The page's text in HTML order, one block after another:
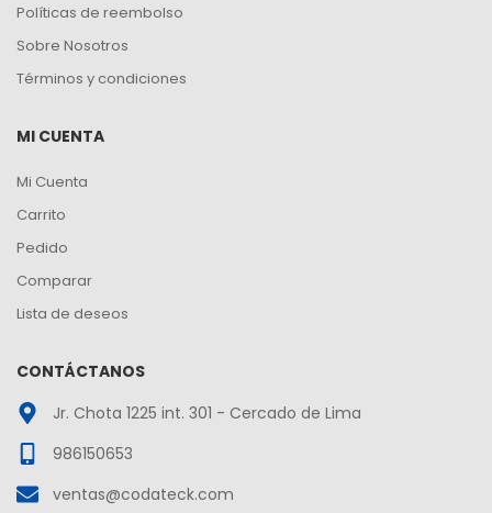
Políticas de reembolso
Sobre Nosotros
Términos y condiciones
MI CUENTA
Mi Cuenta
Carrito
Pedido
Comparar
Lista de deseos
CONTÁCTANOS
Jr. Chota 1225 int. 301 - Cercado de Lima
986150653
ventas@codateck.com